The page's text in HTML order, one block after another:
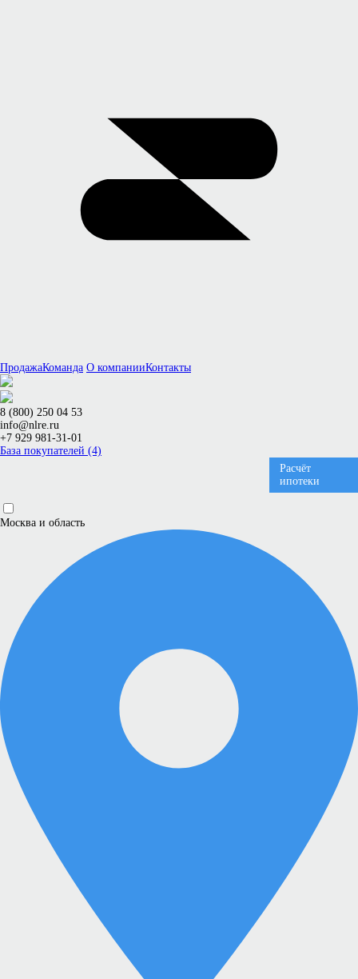
ПродажаКоманда О компанииКонтакты
8 (800) 250 04 53
info@nlre.ru
+7 929 981-31-01
База покупателей (4)
Расчёт
ипотеки
Москва и область